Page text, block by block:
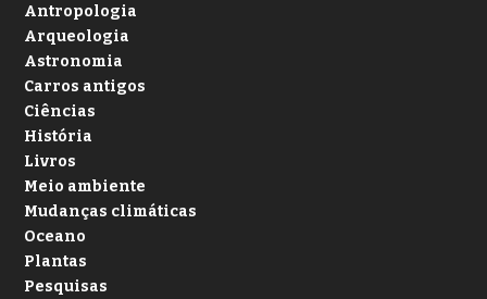
Antropologia
Arqueologia
Astronomia
Carros antigos
Ciências
História
Livros
Meio ambiente
Mudanças climáticas
Oceano
Plantas
Pesquisas